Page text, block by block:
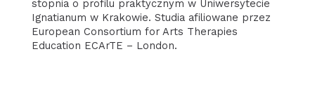
stopnia o profilu praktycznym w Uniwersytecie
Ignatianum w Krakowie. Studia afiliowane przez
European Consortium for Arts Therapies
Education ECArTE – London.